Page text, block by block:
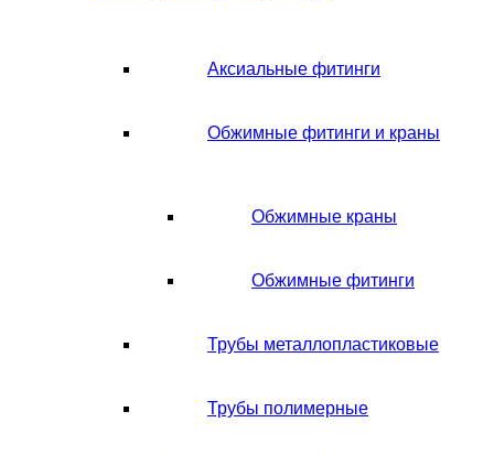
Аксиальные фитинги
Обжимные фитинги и краны
Обжимные краны
Обжимные фитинги
Трубы металлопластиковые
Трубы полимерные